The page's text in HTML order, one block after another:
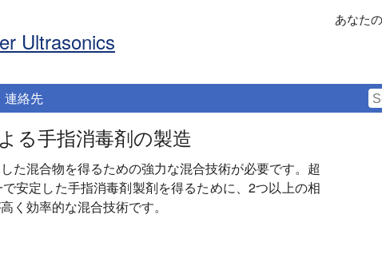
Ultrasonics
あなた
連絡先
る手指消毒剤の製造
た混合物を得るための強力な混合技術が必要です。超
安定した手指消毒剤製剤を得るために、2つ以上の相
く効率的な混合技術です。